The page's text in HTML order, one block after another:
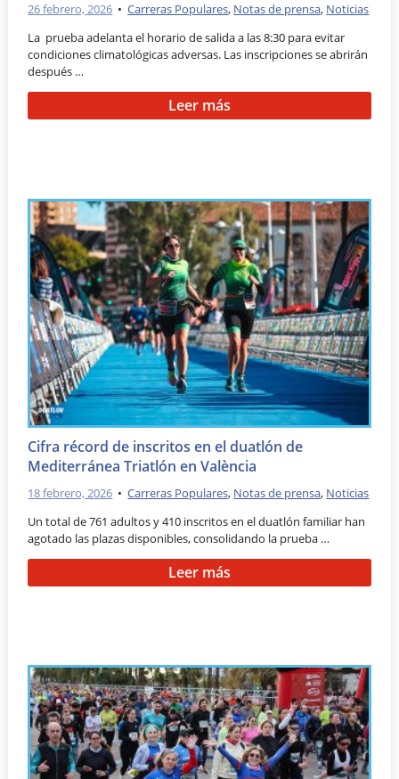
26 febrero, 2026 •Carreras Populares, Notas de prensa, Noticias
La prueba adelanta el horario de salida a las 8:30 para evitar
condiciones climatológicas adversas. Las inscripciones se abrirán
después …
Leer más
Cifra récord de inscritos en el duatlón de
Mediterránea Triatlón en València
18 febrero, 2026 •Carreras Populares, Notas de prensa, Noticias
Un total de 761 adultos y 410 inscritos en el duatlón familiar han
agotado las plazas disponibles, consolidando la prueba …
Leer más